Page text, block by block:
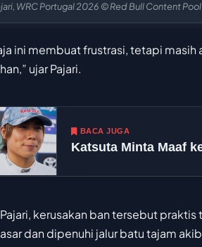
WRC Portugal 2026 © Red Bull Content Pool
ini membuat frustrasi, tetapi
ujar Pajari.
BACA JUGA
Katsuta Minta Maaf
kerusakan ban tersebut
dan dipenuhi jalur batu tajam